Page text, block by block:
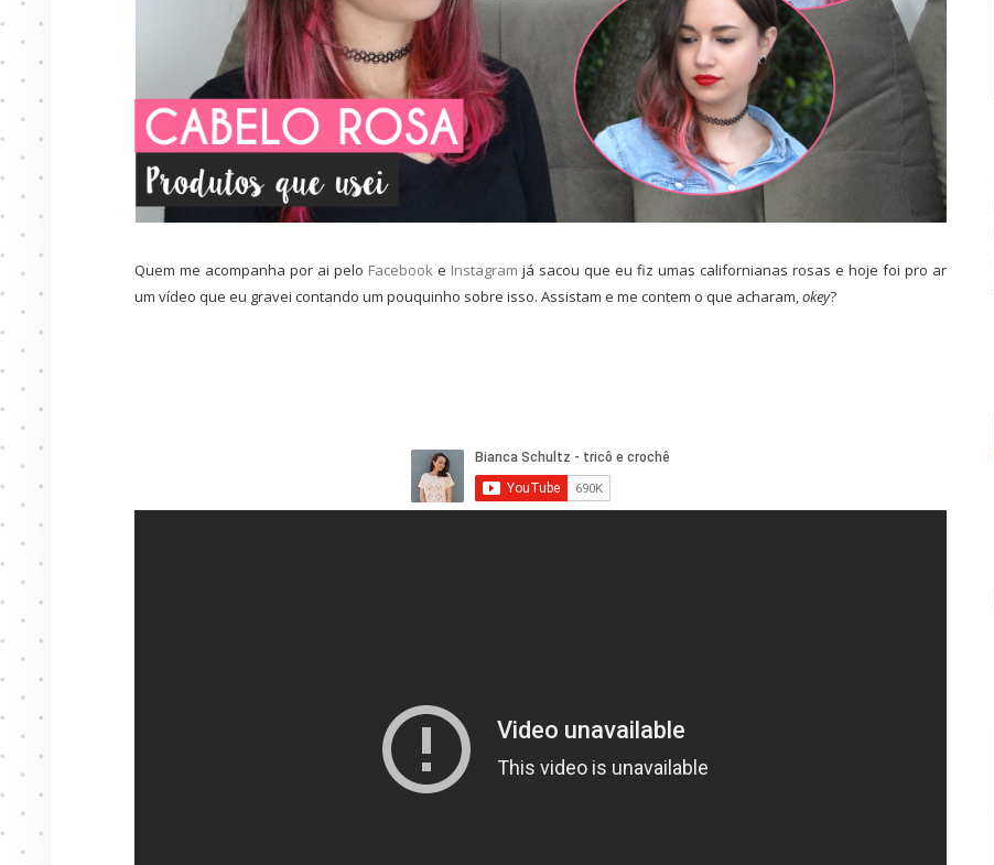
Quem me acompanha por ai pelo Facebook e Instagram já sacou que eu fiz umas californianas rosas e hoje foi pro ar
um vídeo que eu gravei contando um pouquinho sobre isso. Assistam e me contem o que acharam,okey?